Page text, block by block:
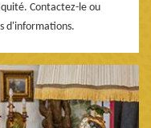
Contactez-le ou
d'informations.